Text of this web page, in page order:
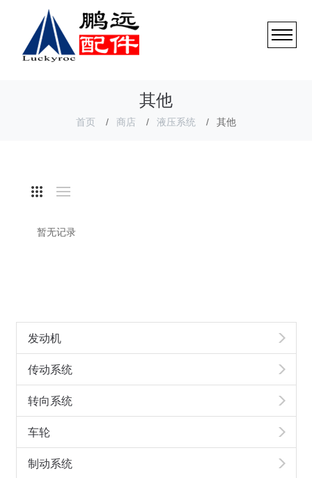
其他
首页 商店 液压系统 其他
发动机
传动系统
转向系统
车轮
制动系统
暂无记录